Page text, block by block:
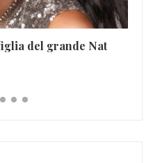
del grande Nat